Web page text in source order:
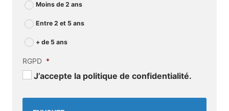
Moins de 2 ans
Entre 2 et 5 ans
+ de 5 ans
RGPD *
J’accepte la politique de confidentialité.